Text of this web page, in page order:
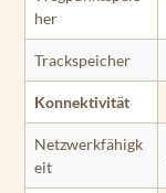
her
Trackspeicher
Konnektivität
Netzwerkfähigk
eit